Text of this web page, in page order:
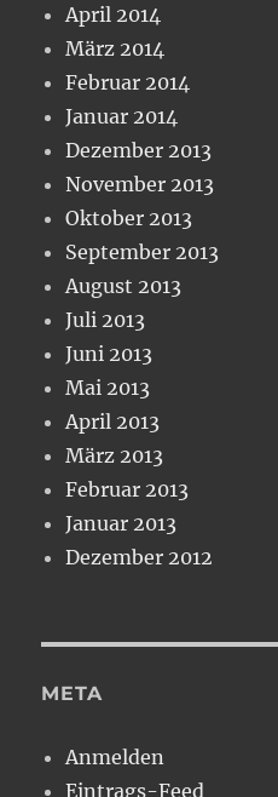
April 2014
März 2014
Februar 2014
Januar 2014
Dezember 2013
November 2013
Oktober 2013
September 2013
August 2013
Juli 2013
Juni 2013
Mai 2013
April 2013
März 2013
Februar 2013
Januar 2013
Dezember 2012
META
Anmelden
Eintrags-Feed